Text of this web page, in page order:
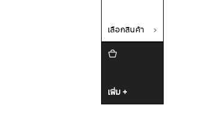
เลือกสินค้า
เพิ่ม +